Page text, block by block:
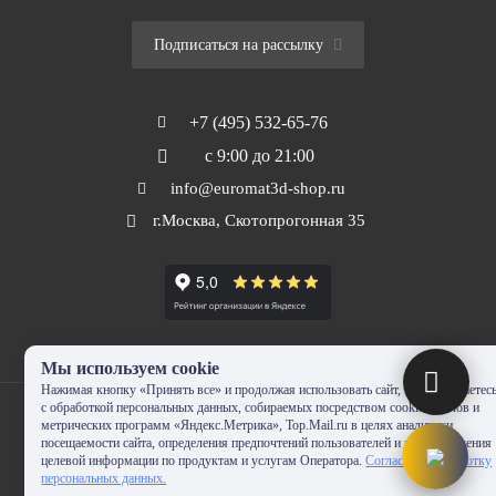
Подписаться на рассылку
+7 (495) 532-65-76
с 9:00 до 21:00
info@euromat3d-shop.ru
г.Москва, Скотопрогонная 35
© 2010-2024 - EUROMAT|3D-SHOP.RU. Все права защищены. Копирование
Мы используем cookie
Нажимая кнопку «Принять все» и продолжая использовать сайт, Вы
с обработкой персональных данных, собираемых посредством cookie-файлов и
метрических программ «Яндекс.Метрика», Top.Mail.ru в целях аналитики
посещаемости сайта, определения предпочтений пользователей и предоставления
целевой информации по продуктам и услугам Оператора.Согласие на обработку
персональных данных.